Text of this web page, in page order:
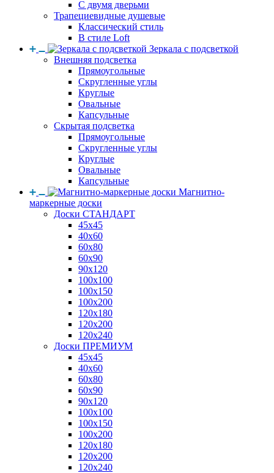
С двумя дверьми
Трапециевидные душевые
Классический стиль
В стиле Loft
Зеркала с подсветкой
Внешняя подсветка
Прямоугольные
Скругленные углы
Круглые
Овальные
Капсульные
Скрытая подсветка
Прямоугольные
Скругленные углы
Круглые
Овальные
Капсульные
Магнитно-
маркерные доски
Доски СТАНДАРТ
45x45
40x60
60x80
60x90
90x120
100x100
100x150
100x200
120x180
120x200
120x240
Доски ПРЕМИУМ
45x45
40x60
60x80
60x90
90x120
100x100
100x150
100x200
120x180
120x200
120x240